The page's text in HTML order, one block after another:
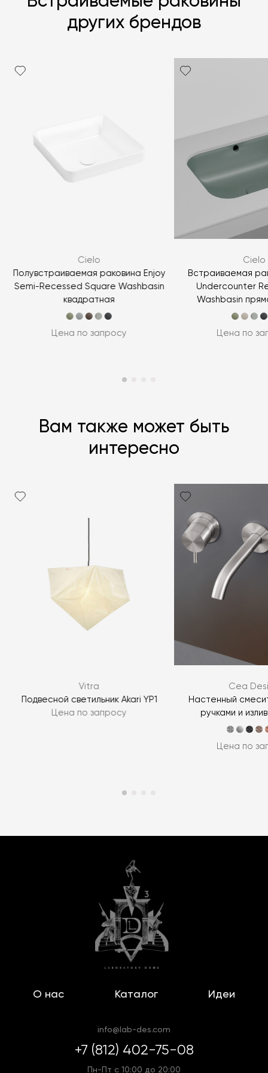
политикой персональных данных
других брендов
Cielo
Полувстраиваемая раковина Enjoy
Semi-Recessed Square Washbasin
квадратная
Цена по запросу
Cielo
Встраиваемая
Undercounter
Washbasin
Цена по
Вам также может быть
интересно
Vitra
Подвесной светильник Akari YP1
Цена по запросу
Cea
Настенный
ручками и
Цена по
О нас Каталог Идеи
info@lab-des.com
+7 (812) 402-75-08
Пн-Пт с 10:00 до 20:00